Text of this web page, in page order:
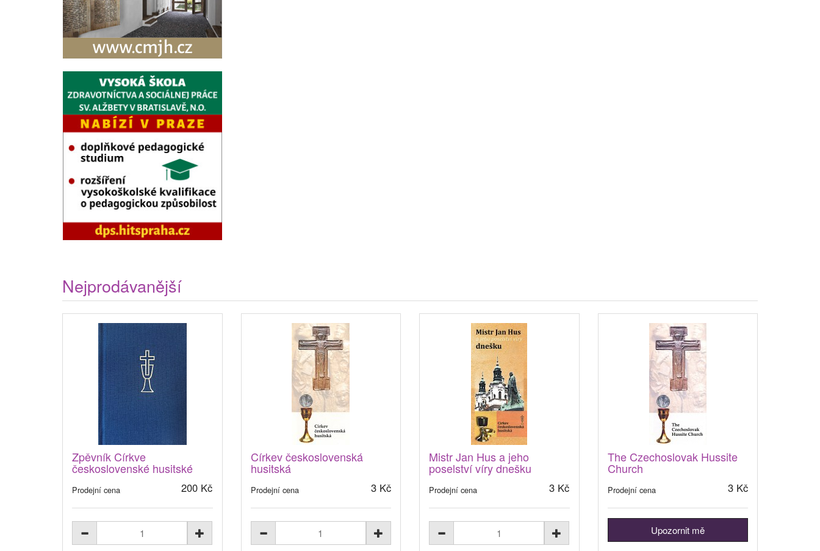
Nejprodávanější
Zpěvník Církve
československé husitské
Prodejní cena 200 Kč
Církev československá
husitská
Prodejní cena 3 Kč
Mistr Jan Hus a jeho
poselství víry dnešku
Prodejní cena 3 Kč
The Czechoslovak Hussite
Church
Prodejní cena 3 Kč
Upozornit mě